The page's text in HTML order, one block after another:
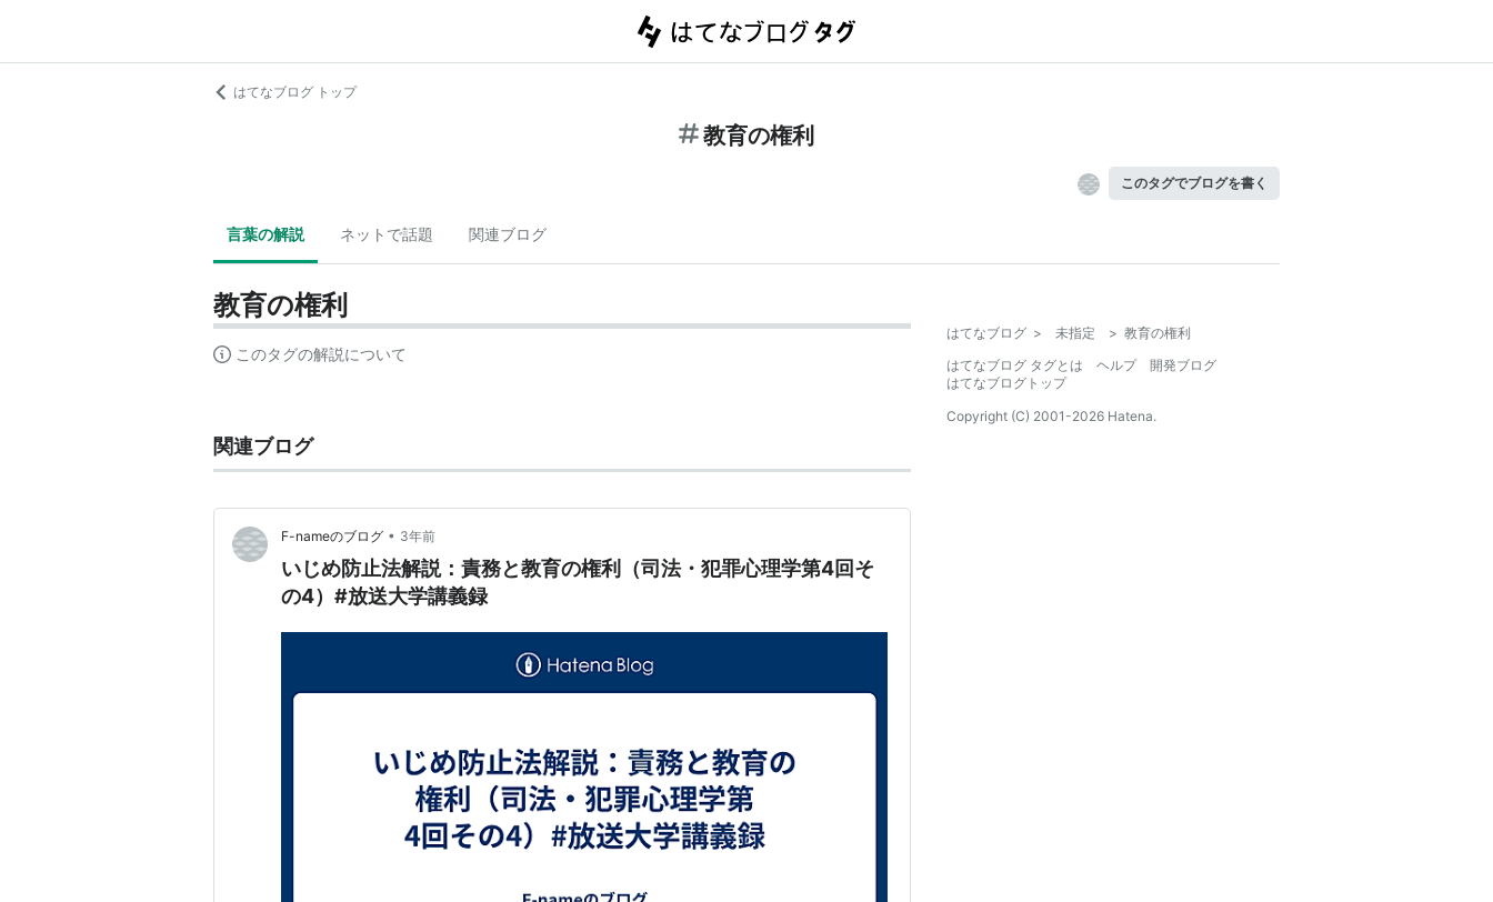
はてなブログ トップ
教育の権利
このタグでブログを書く
言葉の解説 ネットで話題 関連ブログ
教育の権利
このタグの解説について
関連ブログ
F-nameのブログ • 3年前
いじめ防止法解説：責務と教育の権利（司法・犯罪心理学第4回そ
の4）#放送大学講義録
はてなブログ > 未指定 > 教育の権利
はてなブログ タグとは
ヘルプ
開発ブログ
はてなブログトップ
Copyright (C) 2001-2026 Hatena.